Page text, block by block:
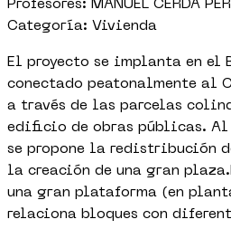
Profesores: MANUEL CERDÁ
Categoría: Vivienda
El proyecto se implanta en el
conectado peatonalmente al
a través de las parcelas
edificio de obras públicas. Al
se propone la redistribución
la creación de una gran
una gran plataforma (en
relaciona bloques con